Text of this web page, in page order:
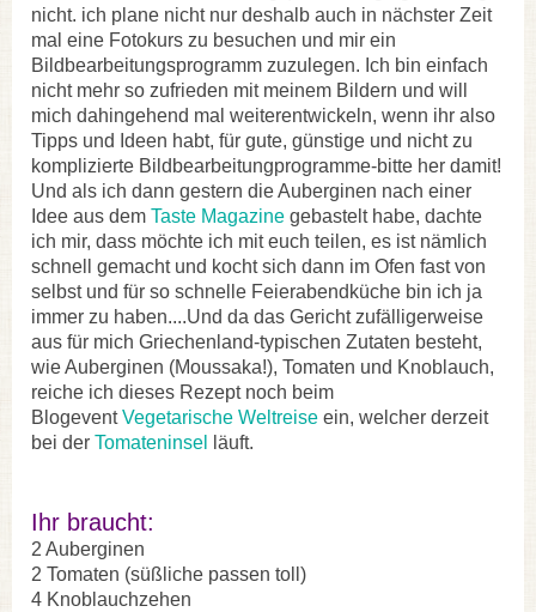
nicht. ich plane nicht nur deshalb auch in nächster Zeit
mal eine Fotokurs zu besuchen und mir ein
Bildbearbeitungsprogramm zuzulegen. Ich bin einfach
nicht mehr so zufrieden mit meinem Bildern und will
mich dahingehend mal weiterentwickeln, wenn ihr also
Tipps und Ideen habt, für gute, günstige und nicht zu
komplizierte Bildbearbeitungprogramme-bitte her damit!
Und als ich dann gestern die Auberginen nach einer
Idee aus dem Taste Magazine gebastelt habe, dachte
ich mir, dass möchte ich mit euch teilen, es ist nämlich
schnell gemacht und kocht sich dann im Ofen fast von
selbst und für so schnelle Feierabendküche bin ich ja
immer zu haben....Und da das Gericht zufälligerweise
aus für mich Griechenland-typischen Zutaten besteht,
wie Auberginen (Moussaka!), Tomaten und Knoblauch,
reiche ich dieses Rezept noch beim
BlogeventVegetarische Weltreise ein, welcher derzeit
bei der Tomateninsel läuft.
Ihr braucht:
2 Auberginen
2 Tomaten (süßliche passen toll)
4 Knoblauchzehen